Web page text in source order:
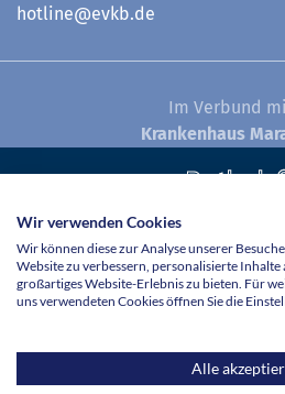
hotline@evkb.de
Im Verbund
Krankenhaus
© Evangelisches
Wir verwenden Cookies
Wir können diese zur Analyse unserer
Website zu verbessern, personalisierte Inhalte
großartiges Website-Erlebnis zu bieten. Für
uns verwendeten Cookies öffnen Sie die
Alle